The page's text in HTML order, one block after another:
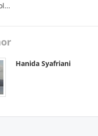
Hanida Syafriani